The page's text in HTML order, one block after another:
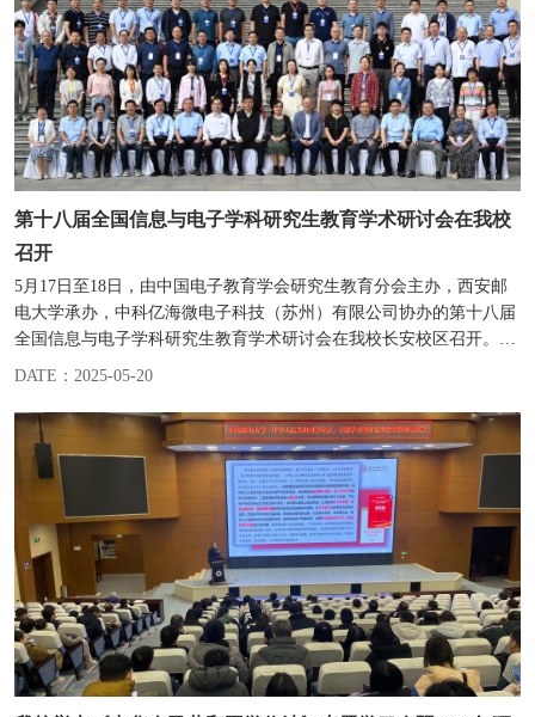
第十八届全国信息与电子学科研究生教育学术研讨会在我校
召开
5月17日至18日，由中国电子教育学会研究生教育分会主办，西安邮
电大学承办，中科亿海微电子科技（苏州）有限公司协办的第十八届
全国信息与电子学科研究生教育学术研讨会在我校长安校区召开。中
DATE：2025-05-20